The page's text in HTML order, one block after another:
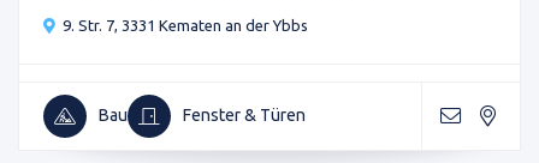
9. Str. 7, 3331 Kematen an der Ybbs
Bau Fenster & Türen